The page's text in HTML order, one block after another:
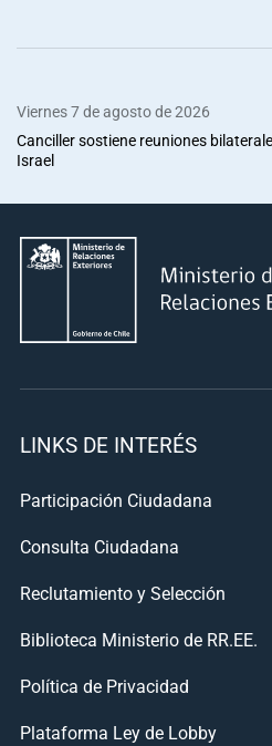
Viernes 7 de agosto de 2026
Canciller sostiene reuniones
Israel
LINKS DE INTERÉS
Participación Ciudadana
Consulta Ciudadana
Reclutamiento y Selección
Biblioteca Ministerio de RR.EE.
Política de Privacidad
Plataforma Ley de Lobby